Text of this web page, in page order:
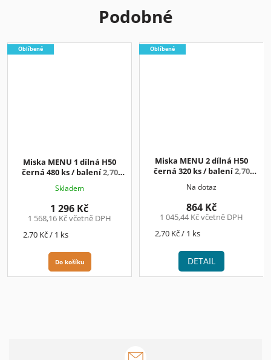
Podobné
Oblíbené
Miska MENU 1 dílná H50
černá 480 ks / balení2,70
Skladem
1 568,16 Kč včetně DPH
1 296 Kč
Měrná
2,70 Kč / 1 ks
Do košíku
Oblíbené
Miska MENU 2 dílná H50
černá 320 ks / balení2,70
Na dotaz
1 045,44 Kč včetně DPH
864 Kč
Měrná
2,70 Kč / 1 ks
DETAIL